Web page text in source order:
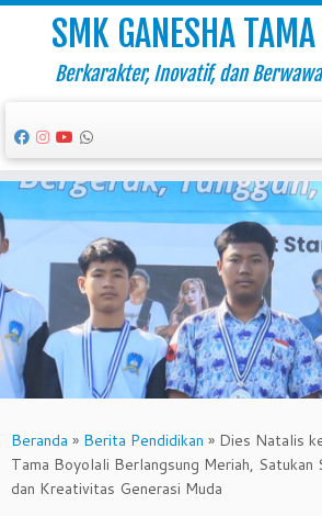
Skip
to
content
SMK GANESHA TAMA
Berkarakter, Inovatif, dan
Beranda » Berita Pendidikan » Dies Natalis
Tama Boyolali Berlangsung Meriah,
dan Kreativitas Generasi Muda